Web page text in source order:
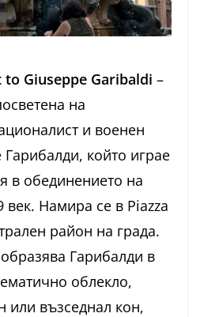
Giuseppe Garibaldi –
на
и военен
който играе
в обединението на
век. Намира се в Piazza
район на града.
Гарибалди в
облекло,
или възседнал кон,